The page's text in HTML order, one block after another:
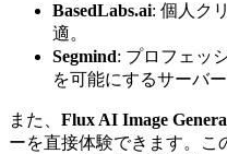
BasedLabs.ai: 個人ク
適。
Segmind: プロフェッ
を可能にするサーバ
また、 Flux AI Image
ーを直接体験できます。こ